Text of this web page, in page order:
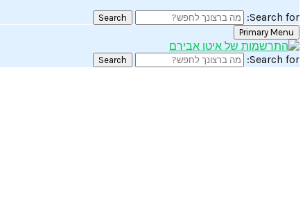
Search for:
Search
Primary Menu
Search for:
Search